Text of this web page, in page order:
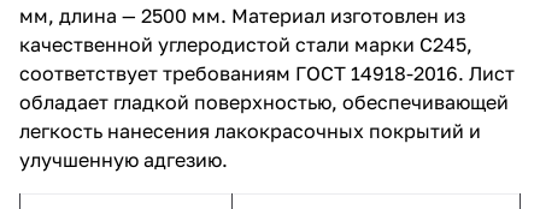
мм, длина — 2500 мм. Материал изготовлен из
качественной углеродистой стали марки С245,
соответствует требованиям ГОСТ 14918-2016. Лист
обладает гладкой поверхностью, обеспечивающей
легкость нанесения лакокрасочных покрытий и
улучшенную адгезию.